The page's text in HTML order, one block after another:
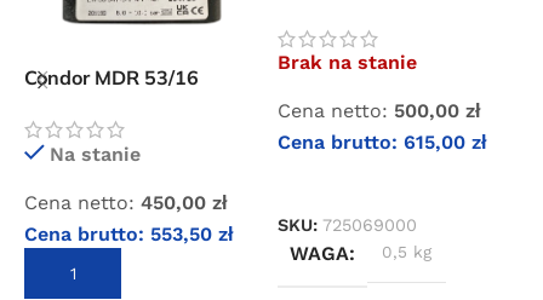
Condor MDR 53/16
kompresorów śrubowych
Na stanie
Cena netto: 450,00 zł
Cena brutto: 553,50 zł
DODAJ DO KOSZYKA
kompresorów śrubowych
Brak na stanie
Cena netto: 500,00 zł
Cena brutto: 615,00 zł
SKU: 725069000
WAGA 0,5 kg